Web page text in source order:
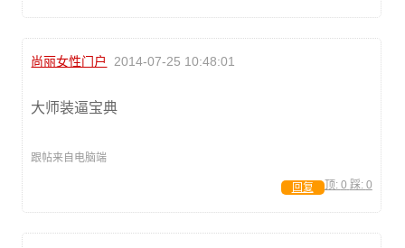
尚丽女性门户 2014-07-25 10:48:01
大师装逼宝典
跟帖来自电脑端
顶: 0 踩: 0
回复